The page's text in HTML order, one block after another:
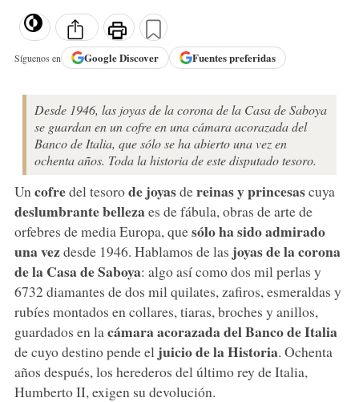
Síguenos en GoogleDiscover Fuentes preferidas
Desde 1946, las joyas de la corona de la Casa de Saboya
se guardan en un cofre en una cámara acorazada del
Banco de Italia, que sólo se ha abierto una vez en
ochenta años. Toda la historia de este disputado tesoro.
Un cofredel tesorode joyasdereinas y princesascuya
deslumbrante bellezaes de fábula, obras de arte de
orfebres de media Europa, quesólo ha sido admirado
una vezdesde 1946. Hablamos de las joyas de la corona
de la Casa de Saboya: algo así como dos mil perlas y
6732 diamantes de dos mil quilates, zafiros, esmeraldas y
rubíes montados en collares, tiaras, broches y anillos,
guardados en la cámara acorazada del Banco de Italia
de cuyo destino pende eljuicio de la Historia. Ochenta
años después, los herederos del último rey de Italia,
Humberto II, exigen su devolución.